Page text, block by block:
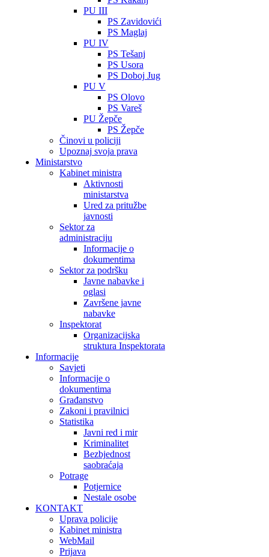
PU III
PS Zavidovići
PS Maglaj
PU IV
PS Tešanj
PS Usora
PS Doboj Jug
PU V
PS Olovo
PS Vareš
PU Žepče
PS Žepče
Činovi u policiji
Upoznaj svoja prava
Ministarstvo
Kabinet ministra
Aktivnosti
ministarstva
Ured za pritužbe
javnosti
Sektor za
administraciju
Informacije o
dokumentima
Sektor za podršku
Javne nabavke i
oglasi
Završene javne
nabavke
Inspektorat
Organizacijska
struktura Inspektorata
Informacije
Savjeti
Informacije o
dokumentima
Građanstvo
Zakoni i pravilnici
Statistika
Javni red i mir
Kriminalitet
Bezbjednost
saobraćaja
Potrage
Potjernice
Nestale osobe
KONTAKT
Uprava policije
Kabinet ministra
WebMail
Prijava